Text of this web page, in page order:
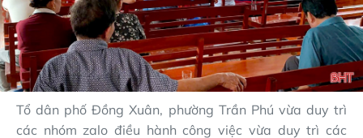
Tổ dân phố Đồng Xuân, phường Trần Phú vừa duy trì
các nhóm zalo điều hành công việc vừa duy trì các